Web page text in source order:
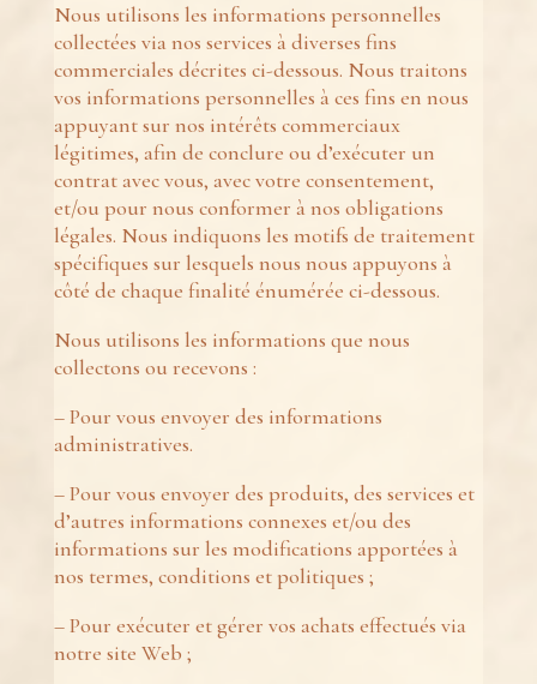
Nous utilisons les informations personnelles
collectées via nos services à diverses fins
commerciales décrites ci-dessous. Nous traitons
vos informations personnelles à ces fins en nous
appuyant sur nos intérêts commerciaux
légitimes, afin de conclure ou d’exécuter un
contrat avec vous, avec votre consentement,
et/ou pour nous conformer à nos obligations
légales. Nous indiquons les motifs de traitement
spécifiques sur lesquels nous nous appuyons à
côté de chaque finalité énumérée ci-dessous.
Nous utilisons les informations que nous
collectons ou recevons :
–Pour vous envoyer des informations
administratives.
– Pour vous envoyer des produits, des services et
d’autres informations connexes et/ou des
informations sur les modifications apportées à
nos termes, conditions et politiques ;
– Pour exécuter et gérer vos achats effectués via
notre site Web ;